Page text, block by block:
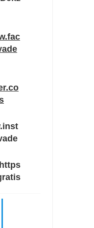
https